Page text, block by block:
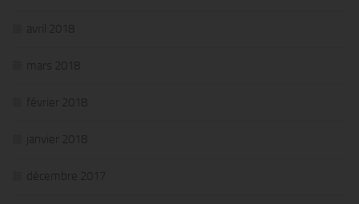
avril 2018
mars 2018
février 2018
janvier 2018
décembre 2017